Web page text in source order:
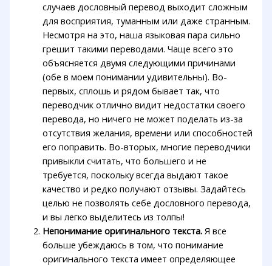
случаев дословный перевод выходит сложным
для восприятия, туманным или даже странным.
Несмотря на это, наша языковая пара сильно
грешит такими переводами. Чаще всего это
объясняется двумя следующими причинами
(обе в моем понимании удивительны). Во-
первых, сплошь и рядом бывает так, что
переводчик отлично видит недостатки своего
перевода, но ничего не может поделать из-за
отсутствия желания, времени или способностей
его поправить. Во-вторых, многие переводчики
привыкли считать, что большего и не
требуется, поскольку всегда выдают такое
качество и редко получают отзывы. Задайтесь
целью не позволять себе дословного перевода,
и вы легко выделитесь из толпы!
Непонимание оригинального текста. Я все
больше убеждаюсь в том, что понимание
оригинального текста имеет определяющее